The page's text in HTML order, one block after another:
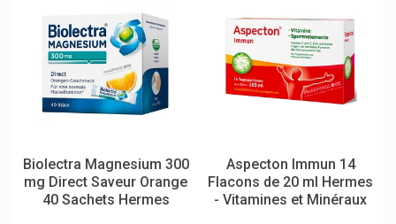
Hydratis Tube - Hydratation
Hyperoil Guérison Des Plaies
Hypo-A Premium Orthomolekularia
Ice Power
Biolectra Magnesium 300
mg Direct Saveur Orange
40 Sachets Hermes
Aspecton Immun 14
Flacons de 20 ml Hermes
- Vitamines et Minéraux